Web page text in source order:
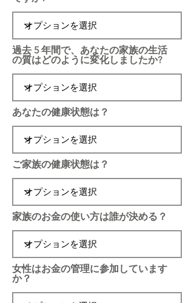
過去 5 年間で、あなたの家族の生活
の質はどのように変化しましたか?
あなたの健康状態は？
ご家族の健康状態は？
家族のお金の使い方は誰が決める？
女性はお金の管理に参加しています
か？